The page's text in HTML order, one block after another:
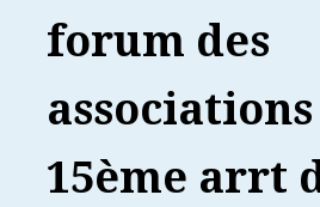
forum des
15ème arrt